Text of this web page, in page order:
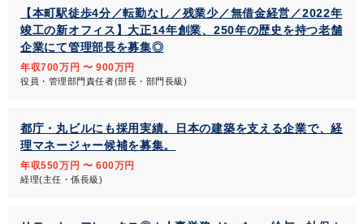
【本町駅徒歩4分／転勤なし／残業少／無借金経営／2022年
竣工の新オフィス】大正14年創業、250年の歴史を持つ老舗
企業にて管理部長を募集◎
年収700万円 〜 900万円
役員・管理部門責任者(部長・部門長級)
都庁・丸ビルにも採用実績。日本の建築を支える企業で、経
理マネージャー候補を募集。
年収550万円 〜 600万円
経理(主任・係長級)